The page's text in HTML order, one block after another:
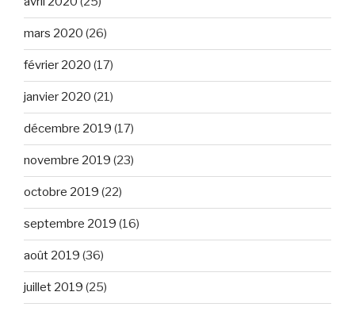
mars 2020 (26)
février 2020 (17)
janvier 2020 (21)
décembre 2019 (17)
novembre 2019 (23)
octobre 2019 (22)
septembre 2019 (16)
août 2019 (36)
juillet 2019 (25)